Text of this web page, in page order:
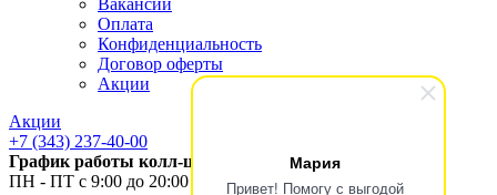
Мария
Привет! Помогу с выгодой
Оплата
Конфиденциальность
Договор оферты
Акции
Акции
+7 (343) 237-40-00
График работы колл-центра
ПН - ПТ с 9:00 до 20:00